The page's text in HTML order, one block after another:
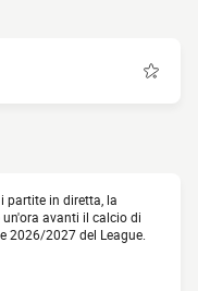
partite in diretta, la
avanti il calcio di
2026/2027 del League.